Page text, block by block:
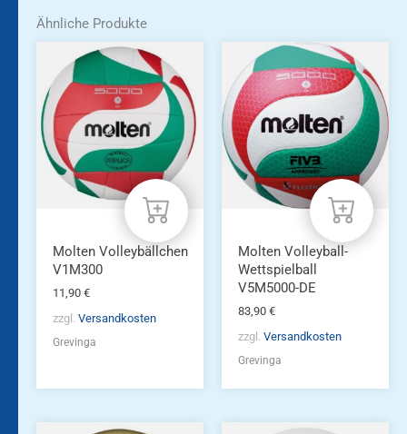
Ähnliche Produkte
Molten Volleybällchen
V1M300
11,90 €
zzgl. Versandkosten
Grevinga
Molten Volleyball-
Wettspielball
V5M5000-DE
83,90 €
zzgl. Versandkosten
Grevinga